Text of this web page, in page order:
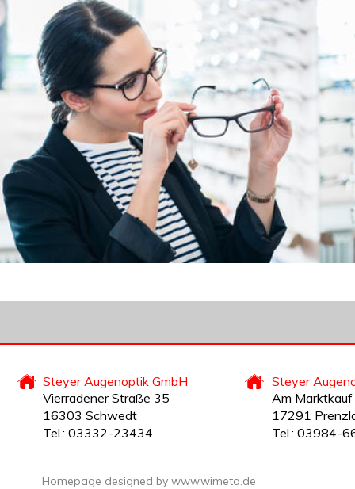
Steyer Augenoptik GmbH
Vierradener Straße 35
16303 Schwedt
Tel.: 03332-23434
Steyer
Am Marktkauf
17291
Tel.: 03984-
Homepage designed by www.wimeta.de